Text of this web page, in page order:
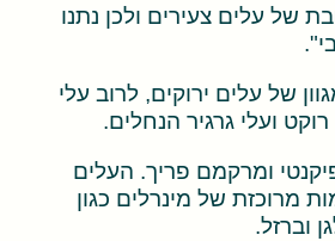
של עלים צעירים ולכן נתנו
של עלים ירוקים, לרוב עלי
ועלי גרגיר הנחלים.
ומרקמם פריך. העלים
מרוכזת של מינרלים כגון
וברזל.